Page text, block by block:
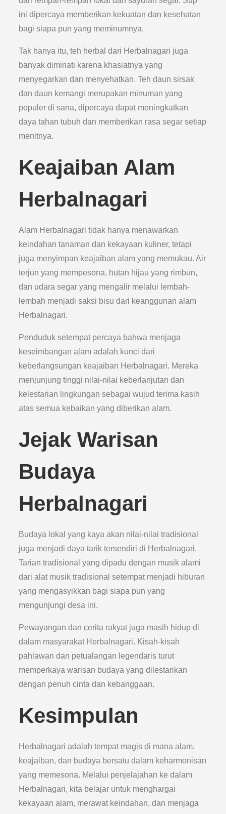
ini dipercaya memberikan kekuatan dan kesehatan
bagi siapa pun yang meminumnya.
Tak hanya itu, teh herbal dari Herbalnagari juga
banyak diminati karena khasiatnya yang
menyegarkan dan menyehatkan. Teh daun sirsak
dan daun kemangi merupakan minuman yang
populer di sana, dipercaya dapat meningkatkan
daya tahan tubuh dan memberikan rasa segar setiap
menitnya.
Keajaiban Alam
Herbalnagari
Alam Herbalnagari tidak hanya menawarkan
keindahan tanaman dan kekayaan kuliner, tetapi
juga menyimpan keajaiban alam yang memukau. Air
terjun yang mempesona, hutan hijau yang rimbun,
dan udara segar yang mengalir melalui lembah-
lembah menjadi saksi bisu dari keanggunan alam
Herbalnagari.
Penduduk setempat percaya bahwa menjaga
keseimbangan alam adalah kunci dari
keberlangsungan keajaiban Herbalnagari. Mereka
menjunjung tinggi nilai-nilai keberlanjutan dan
kelestarian lingkungan sebagai wujud terima kasih
atas semua kebaikan yang diberikan alam.
Jejak Warisan
Budaya
Herbalnagari
Budaya lokal yang kaya akan nilai-nilai tradisional
juga menjadi daya tarik tersendiri di Herbalnagari.
Tarian tradisional yang dipadu dengan musik alami
dari alat musik tradisional setempat menjadi hiburan
yang mengasyikkan bagi siapa pun yang
mengunjungi desa ini.
Pewayangan dan cerita rakyat juga masih hidup di
dalam masyarakat Herbalnagari. Kisah-kisah
pahlawan dan petualangan legendaris turut
memperkaya warisan budaya yang dilestarikan
dengan penuh cinta dan kebanggaan.
Kesimpulan
Herbalnagari adalah tempat magis di mana alam,
keajaiban, dan budaya bersatu dalam keharmonisan
yang memesona. Melalui penjelajahan ke dalam
Herbalnagari, kita belajar untuk menghargai
kekayaan alam, merawat keindahan, dan menjaga